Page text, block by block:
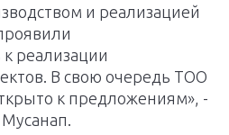
и реализацией
к реализации
В свою очередь ТОО
к предложениям», -